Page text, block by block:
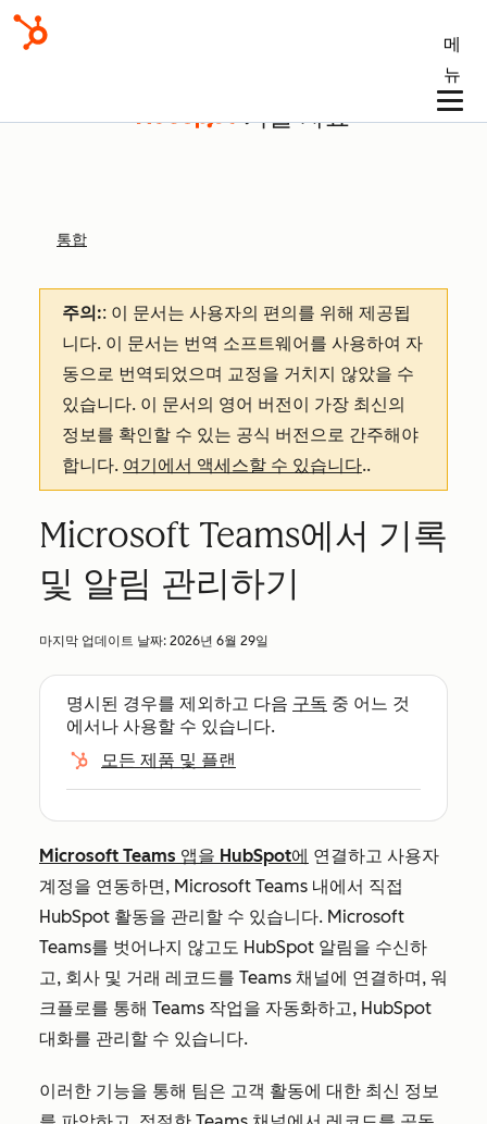
메
뉴
기술 자료
통합
주의:: 이 문서는 사용자의 편의를 위해 제공됩
니다. 이 문서는 번역 소프트웨어를 사용하여 자
동으로 번역되었으며 교정을 거치지 않았을 수
있습니다. 이 문서의 영어 버전이 가장 최신의
정보를 확인할 수 있는 공식 버전으로 간주해야
합니다. 여기에서 액세스할 수 있습니다..
Microsoft Teams에서 기록
및 알림 관리하기
마지막 업데이트 날짜: 2026년 6월 29일
명시된 경우를 제외하고 다음 구독 중 어느 것
에서나 사용할 수 있습니다.
모든 제품 및 플랜
Microsoft Teams 앱을 HubSpot에 연결하고 사용자
계정을 연동하면, Microsoft Teams 내에서 직접
HubSpot 활동을 관리할 수 있습니다. Microsoft
Teams를 벗어나지 않고도 HubSpot 알림을 수신하
고, 회사 및 거래 레코드를 Teams 채널에 연결하며, 워
크플로를 통해 Teams 작업을 자동화하고, HubSpot
대화를 관리할 수 있습니다.
이러한 기능을 통해 팀은 고객 활동에 대한 최신 정보